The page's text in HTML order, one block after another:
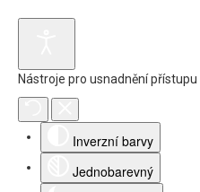
Nástroje pro usnadnění přístupu
Inverzní barvy
Jednobarevný